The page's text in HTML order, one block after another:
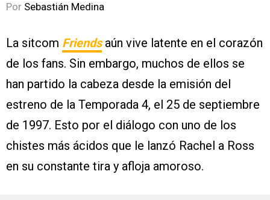
Por Sebastián Medina
La sitcom Friendsaún vive latente en el corazón
de los fans. Sin embargo, muchos de ellos se
han partido la cabeza desde la emisión del
estreno de la Temporada 4, el 25 de septiembre
de 1997. Esto por el diálogo con uno de los
chistes más ácidos que le lanzó Rachel a Ross
en su constante tira y afloja amoroso.